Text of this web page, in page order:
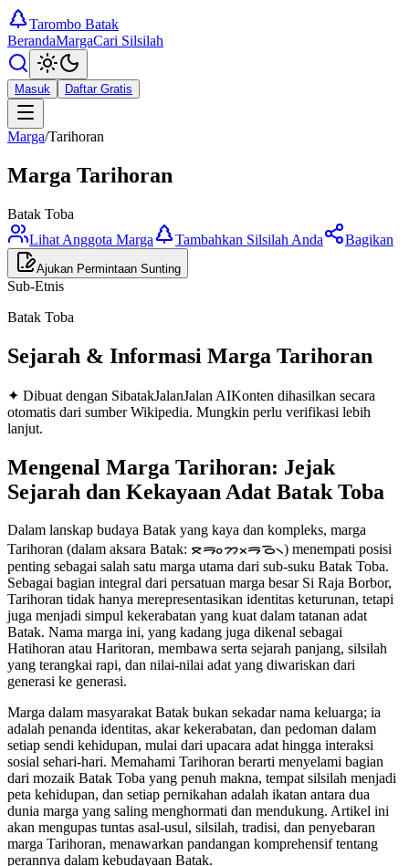
Tarombo Batak
BerandaMargaCari Silsilah
Masuk Daftar Gratis
Marga/Tarihoran
Marga Tarihoran
Batak Toba
Lihat Anggota Marga
Tambahkan Silsilah Anda Bagikan
Ajukan Permintaan Sunting
Sub-Etnis
Batak Toba
Sejarah & Informasi Marga Tarihoran
✦ Dibuat dengan SibatakJalanJalan AIKonten dihasilkan secara
otomatis dari sumber Wikipedia. Mungkin perlu verifikasi lebih
lanjut.
Mengenal Marga Tarihoran: Jejak
Sejarah dan Kekayaan Adat Batak Toba
Dalam lanskap budaya Batak yang kaya dan kompleks, marga
Tarihoran (dalam aksara Batak: ᯖᯒᯪᯂᯬᯒᯉ᯲) menempati posisi
penting sebagai salah satu marga utama dari sub-suku Batak Toba.
Sebagai bagian integral dari persatuan marga besar Si Raja Borbor,
Tarihoran tidak hanya merepresentasikan identitas keturunan, tetapi
juga menjadi simpul kekerabatan yang kuat dalam tatanan adat
Batak. Nama marga ini, yang kadang juga dikenal sebagai
Hatihoran atau Haritoran, membawa serta sejarah panjang, silsilah
yang terangkai rapi, dan nilai-nilai adat yang diwariskan dari
generasi ke generasi.
Marga dalam masyarakat Batak bukan sekadar nama keluarga; ia
adalah penanda identitas, akar kekerabatan, dan pedoman dalam
setiap sendi kehidupan, mulai dari upacara adat hingga interaksi
sosial sehari-hari. Memahami Tarihoran berarti menyelami bagian
dari mozaik Batak Toba yang penuh makna, tempat silsilah menjadi
peta kehidupan, dan setiap pernikahan adalah ikatan antara dua
dunia marga yang saling menghormati dan mendukung. Artikel ini
akan mengupas tuntas asal-usul, silsilah, tradisi, dan penyebaran
marga Tarihoran, menawarkan pandangan komprehensif tentang
perannya dalam kebudayaan Batak.